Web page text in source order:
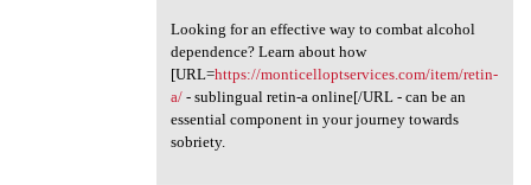
Looking for an effective way to combat alcohol
dependence? Learn about how
[URL=https://monticelloptservices.com/item/retin-
a/- sublingual retin-a online[/URL - can be an
essential component in your journey towards
sobriety.